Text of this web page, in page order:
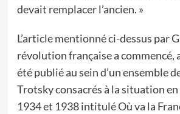
devait remplacer l’ancien. »
L’article mentionné ci-dessus par
révolution française a commencé,
été publié au sein d’un ensemble
Trotsky consacrés à la situation
1934 et 1938 intitulé Où va la